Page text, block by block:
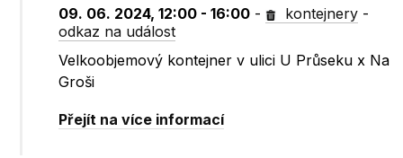
09. 06. 2024, 12:00 - 16:00 - kontejnery -
odkaz na událost
Velkoobjemový kontejner v ulici U Průseku x Na
Groši
Přejít na více informací